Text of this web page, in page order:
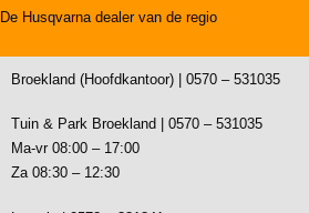
De Husqvarna dealer van de regio
Broekland (Hoofdkantoor) | 0570 – 531035
Tuin & Park Broekland | 0570 – 531035
Ma-vr 08:00 – 17:00
Za 08:30 – 12:30